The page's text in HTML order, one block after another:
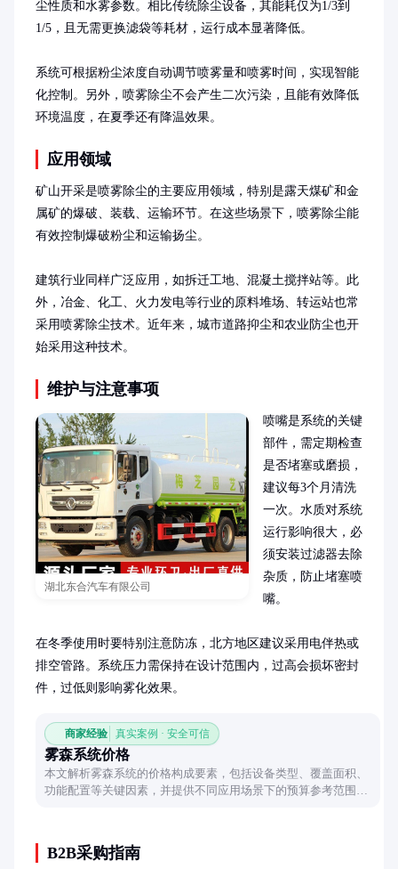
尘性质和水雾参数。相比传统除尘设备，其能耗仅为1/3到
1/5，且无需更换滤袋等耗材，运行成本显著降低。
系统可根据粉尘浓度自动调节喷雾量和喷雾时间，实现智能
化控制。另外，喷雾除尘不会产生二次污染，且能有效降低
环境温度，在夏季还有降温效果。
应用领域
矿山开采是喷雾除尘的主要应用领域，特别是露天煤矿和金
属矿的爆破、装载、运输环节。在这些场景下，喷雾除尘能
有效控制爆破粉尘和运输扬尘。
建筑行业同样广泛应用，如拆迁工地、混凝土搅拌站等。此
外，冶金、化工、火力发电等行业的原料堆场、转运站也常
采用喷雾除尘技术。近年来，城市道路抑尘和农业防尘也开
始采用这种技术。
维护与注意事项
湖北东合汽车有限公司
喷嘴是系统的关键
部件，需定期检查
是否堵塞或磨损，
建议每3个月清洗
一次。水质对系统
运行影响很大，必
须安装过滤器去除
杂质，防止堵塞喷
嘴。
在冬季使用时要特别注意防冻，北方地区建议采用电伴热或
排空管路。系统压力需保持在设计范围内，过高会损坏密封
件，过低则影响雾化效果。
商家经验 真实案例 · 安全可信
雾森系统价格
本文解析雾森系统的价格构成要素，包括设备类型、覆盖面积、
功能配置等关键因素，并提供不同应用场景下的预算参考范围，
B2B采购指南